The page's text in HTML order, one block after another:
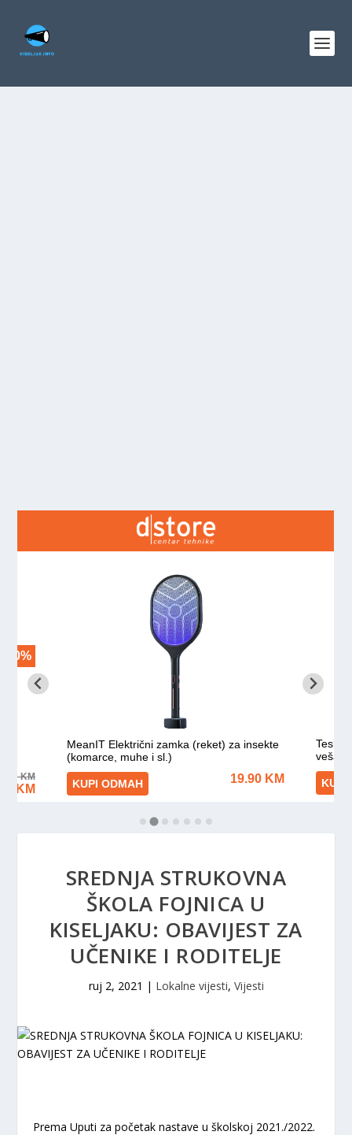
SREDNJA STRUKOVNA
ŠKOLA FOJNICA U
KISELJAKU: OBAVIJEST ZA
UČENIKE I RODITELJE
ruj 2, 2021 | Lokalne vijesti, Vijesti
Prema Uputi za početak nastave u školskoj 2021./2022.